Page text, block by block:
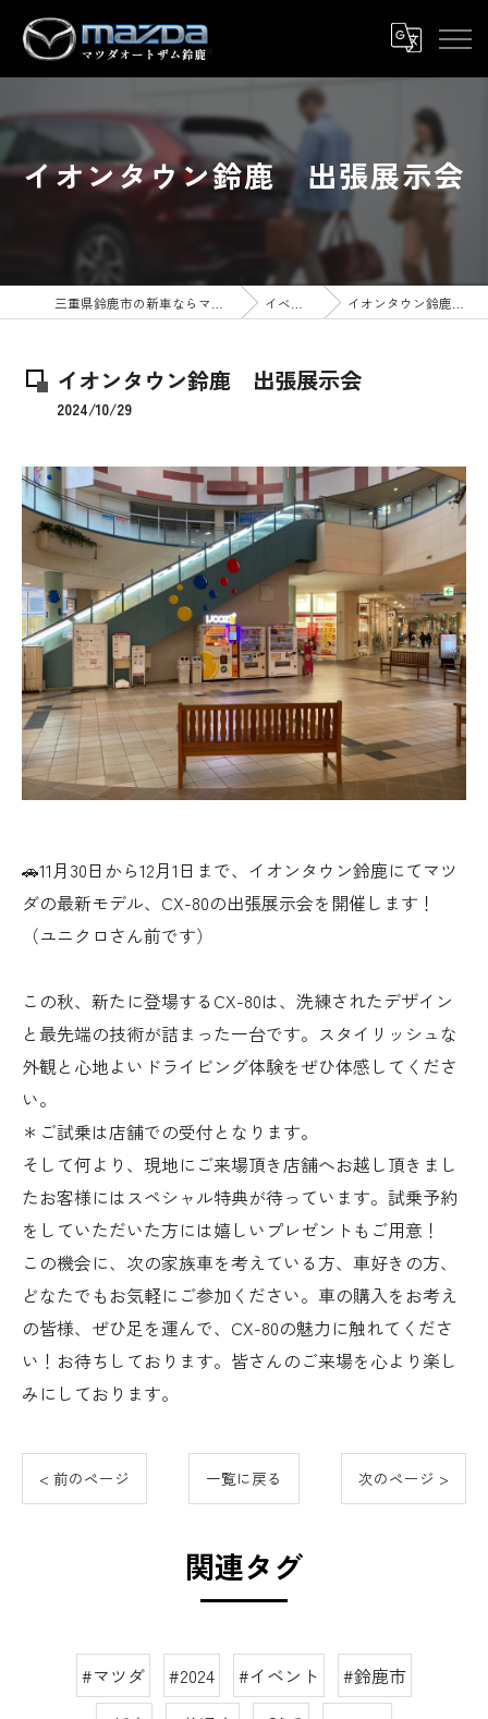
イオンタウン鈴鹿 出張展示会
イベント情報 イオンタウン鈴鹿 出張展示会
イオンタウン鈴鹿 出張展示会
2024/10/29
🚗11月30日から12月1日まで、イオンタウン鈴鹿にてマツ
ダの最新モデル、CX-80の出張展示会を開催します！
（ユニクロさん前です）
この秋、新たに登場するCX-80は、洗練されたデザイン
と最先端の技術が詰まった一台です。スタイリッシュな
外観と心地よいドライビング体験をぜひ体感してくださ
い。
＊ご試乗は店舗での受付となります。
そして何より、現地にご来場頂き店舗へお越し頂きまし
たお客様にはスペシャル特典が待っています。試乗予約
をしていただいた方には嬉しいプレゼントもご用意！
この機会に、次の家族車を考えている方、車好きの方、
どなたでもお気軽にご参加ください。車の購入をお考え
の皆様、ぜひ足を運んで、CX-80の魅力に触れてくださ
い！お待ちしております。皆さんのご来場を心より楽し
みにしております。
< 前のページ 一覧に戻る 次のページ >
関連タグ
#マツダ #2024 #イベント
#鈴鹿市